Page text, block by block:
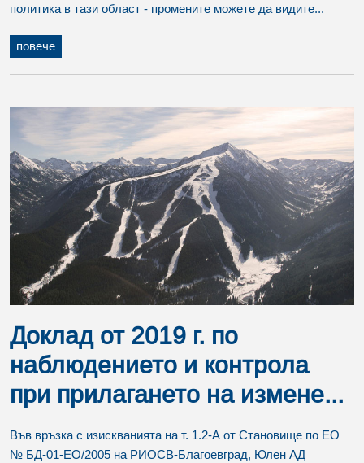
политика в тази област - промените можете да видите...
повече
Доклад от 2019 г. по
наблюдението и контрола
при прилагането на измене...
Във връзка с изискванията на т. 1.2-А от Становище по ЕО
№ БД-01-ЕО/2005 на РИОСВ-Благоевград, Юлен АД